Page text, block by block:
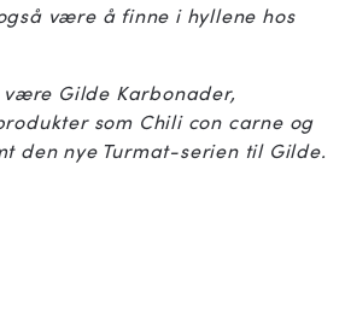
være å finne i hyllene hos
Gilde Karbonader,
som Chili con carne og
den nye Turmat-serien til Gilde.